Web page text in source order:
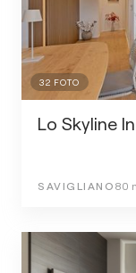
32 FOTO
Lo Skyline
SAVIGLIANO 80